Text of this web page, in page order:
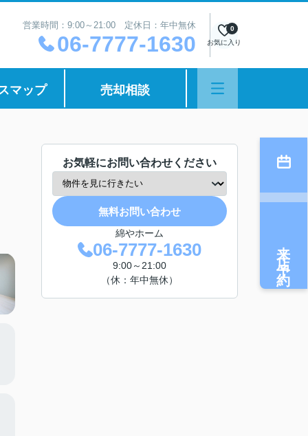
営業時間：9:00～21:00 定休日：年中無休
06-7777-1630 お気に入り
0
マップ 売却相談
お気軽にお問い合わせください
無料お問い合わせ
綿やホーム
06-7777-1630
9:00～21:00
（休：年中無休）
来店予約